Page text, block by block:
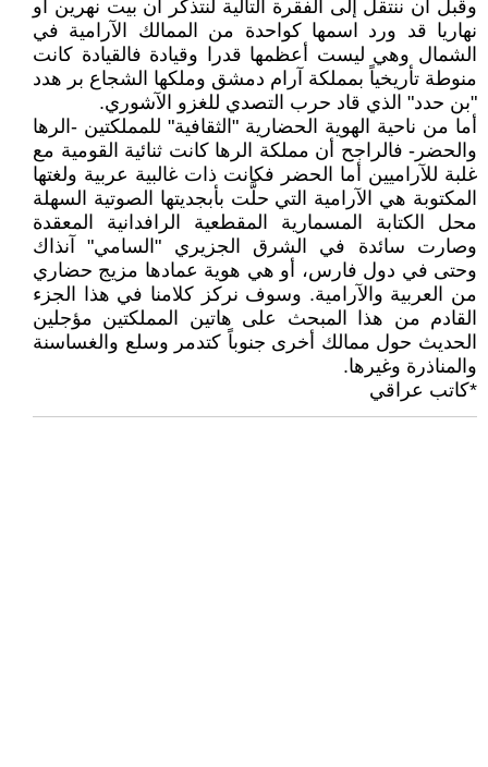
وقبل أن ننتقل إلى الفقرة التالية لنتذكر أن بيت نهرين أو
نهاريا قد ورد اسمها كواحدة من الممالك الآرامية في
الشمال وهي ليست أعظمها قدرا وقيادة فالقيادة كانت
منوطة تأريخياً بمملكة آرام دمشق وملكها الشجاع بر هدد
"بن حدد" الذي قاد حرب التصدي للغزو الآشوري.
أما من ناحية الهوية الحضارية "الثقافية" للمملكتين -الرها
والحضر- فالراجح أن مملكة الرها كانت ثنائية القومية مع
غلبة للآراميين أما الحضر فكانت ذات غالبية عربية ولغتها
المكتوبة هي الآرامية التي حلَّت بأبجديتها الصوتية السهلة
محل الكتابة المسمارية المقطعية الرافدانية المعقدة
وصارت سائدة في الشرق الجزيري "السامي" آنذاك
وحتى في دول فارس، أو هي هوية عمادها مزيج حضاري
من العربية والآرامية. وسوف نركز كلامنا في هذا الجزء
القادم من هذا المبحث على هاتين المملكتين مؤجلين
الحديث حول ممالك أخرى جنوباً كتدمر وسلع والغساسنة
والمناذرة وغيرها.
*كاتب عراقي